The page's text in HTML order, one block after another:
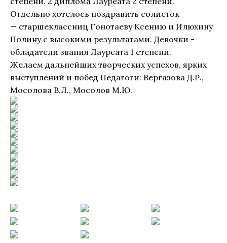
Отдельно хотелось поздравить солисток
— старшеклассниц Гонотаеву Ксению и Илюхину
Полину с высокими результатами. Девочки -
обладатели звания Лауреата 1 степени.
Желаем дальнейших творческих успехов, ярких
выступлений и побед Педагоги: Вергазова Д.Р.,
Мосолова В.Л., Мосолов М.Ю.